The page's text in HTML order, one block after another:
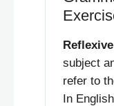
subject
refer to
In